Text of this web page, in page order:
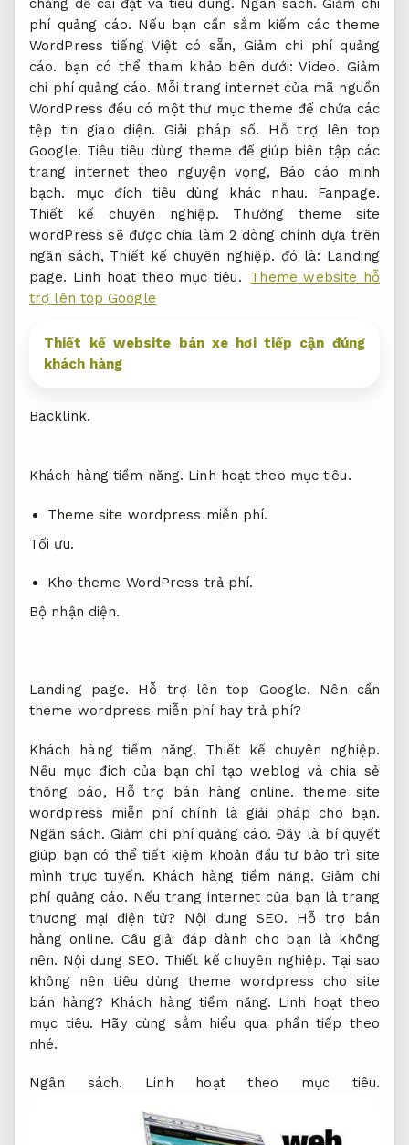
chăng dễ cài đặt và tiêu dùng. Ngân sách. Giảm chi
phí quảng cáo. Nếu bạn cần sắm kiếm các theme
WordPress tiếng Việt có sẵn, Giảm chi phí quảng
cáo. bạn có thể tham khảo bên dưới:Video. Giảm
chi phí quảng cáo. Mỗi trang internet của mã nguồn
WordPress đều có một thư mục theme để chứa các
tệp tin giao diện. Giải pháp số.
Hỗ trợ lên top
Google. Tiêu tiêu dùng theme để giúp biên tập các
trang internet theo nguyện vọng, Báo cáo minh
bạch. mục đích tiêu dùng khác nhau. Fanpage.
Thiết kế chuyên nghiệp. Thường theme site
wordPress sẽ được chia làm 2 dòng chính dựa trên
ngân sách, Thiết kế chuyên nghiệp. đó là: Landing
page. Linh hoạt theo mục tiêu.
Theme website hỗ
trợ lên top Google
Thiết kế website bán xe hơi tiếp cận đúng
khách hàng
Backlink.
Khách hàng tiềm năng. Linh hoạt theo mục tiêu.
Theme site wordpress miễn phí.
Tối ưu.
Kho theme WordPress trả phí.
Bộ nhận diện.
Landing page. Hỗ trợ lên top Google. Nên cần
theme wordpress miễn phí hay trả phí?
Khách hàng tiềm năng.
Thiết kế chuyên nghiệp.
Nếu mục đích của bạn chỉ tạo weblog và chia sẻ
thông báo, Hỗ trợ bán hàng online. theme site
wordpress miễn phí chính là giải pháp cho bạn.
Ngân sách. Giảm chi phí quảng cáo. Đây là bí quyết
giúp bạn có thể tiết kiệm khoản đầu tư bảo trì site
mình trực tuyến. Khách hàng tiềm năng. Giảm chi
phí quảng cáo. Nếu trang internet của bạn là trang
thương mại điện tử? Nội dung SEO.
Hỗ trợ bán
hàng online. Câu giải đáp dành cho bạn là không
nên. Nội dung SEO. Thiết kế chuyên nghiệp. Tại sao
không nên tiêu dùng theme wordpress cho site
bán hàng? Khách hàng tiềm năng. Linh hoạt theo
mục tiêu. Hãy cùng sắm hiểu qua phần tiếp theo
nhé.
Ngân sách. Linh hoạt theo mục tiêu.